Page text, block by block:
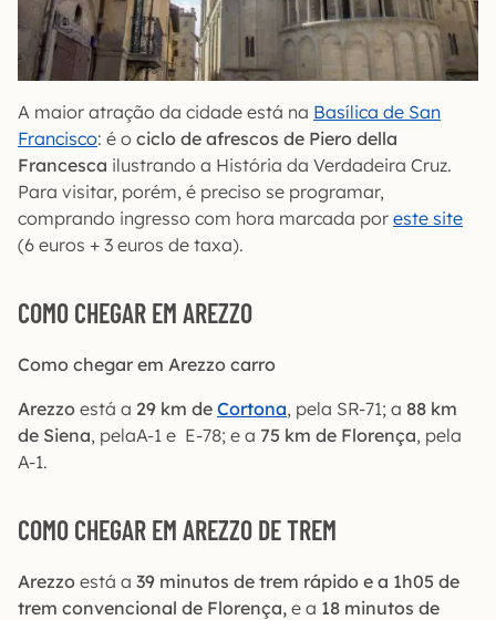
A maior atração da cidade está na Basílica de San
Francisco: é o ciclo de afrescos de Piero della
Francesca ilustrando a História da Verdadeira Cruz.
Para visitar, porém, é preciso se programar,
comprando ingresso com hora marcada por este site
(6 euros + 3 euros de taxa).
COMO CHEGAR EM AREZZO
Como chegar em Arezzo carro
Arezzo está a 29 km de Cortona, pela SR-71; a 88 km
de Siena, pelaA-1 e E-78; e a 75 km de Florença, pela
A-1.
COMO CHEGAR EM AREZZO DE TREM
Arezzo está a 39 minutos de trem rápido e a 1h05 de
trem convencional de Florença, e a 18 minutos de